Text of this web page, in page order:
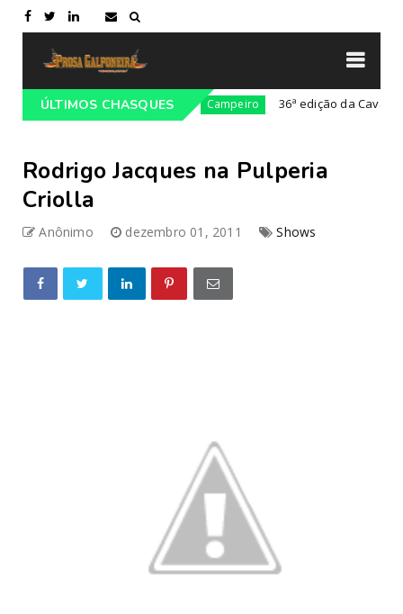
ÚLTIMOS CHASQUES
da Costa Doce Campeiro 36ª edição da Cavalgada do
Rodrigo Jacques na Pulperia
Criolla
Anônimo dezembro 01, 2011 Shows